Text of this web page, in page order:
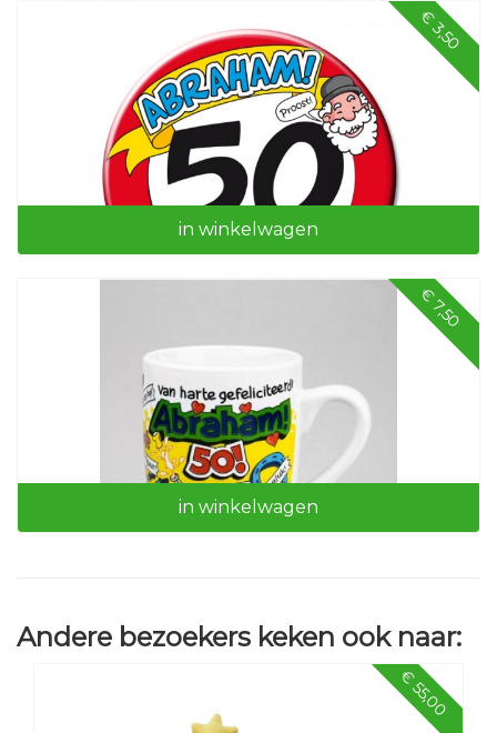
Abraham ballonnen (24 stuks)
€ 3,50
in winkelwagen
€ 7,50
Cartoonmok Abraham
in winkelwagen
Andere bezoekers keken ook naar:
€ 55,00